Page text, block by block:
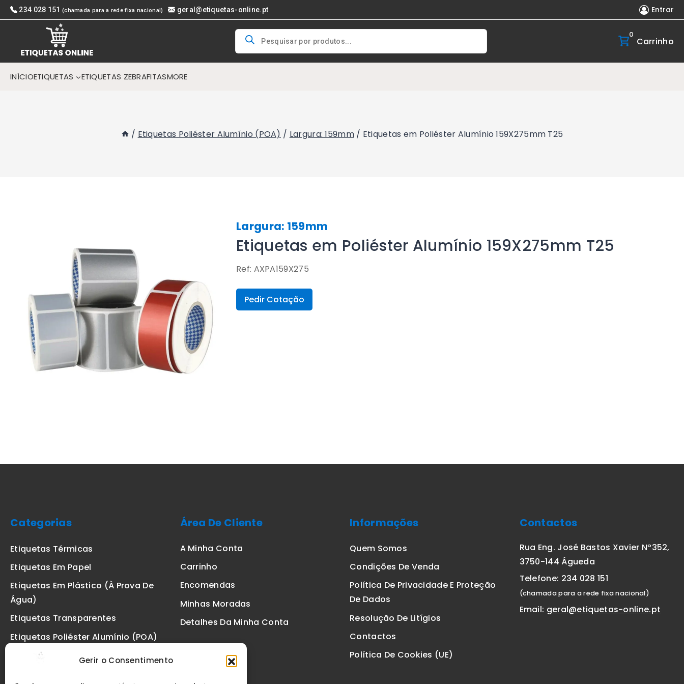
Gerir o Consentimento
Skip
to
234 028 151 (chamada para a rede fixa nacional) geral@etiquetas-online.pt Entrar
Products
search
0
Carrinho
INÍCIOETIQUETAS ETIQUETAS ZEBRAFITASMORE
/ Etiquetas Poliéster Alumínio (POA) / Largura: 159mm / Etiquetas em Poliéster Alumínio 159X275mm T25
Largura: 159mm
Etiquetas em Poliéster Alumínio 159X275mm T25
Ref: AXPA159X275
Pedir Cotação
Categorias
Etiquetas Térmicas
Etiquetas Em Papel
Etiquetas Em Plástico (à Prova De
Água)
Etiquetas Transparentes
Etiquetas Poliéster Alumínio (POA)
Etiquetas De Segurança VOID
Área De Cliente
A Minha Conta
Carrinho
Encomendas
Minhas Moradas
Detalhes Da Minha Conta
Informações
Quem Somos
Condições De Venda
Política De Privacidade E Proteção
De Dados
Resolução De Litígios
Contactos
Política De Cookies (UE)
Contactos
Rua Eng. José Bastos Xavier Nº352,
3750-144 Águeda
Telefone: 234 028 151
(chamada para a rede fixa nacional)
Email: geral@etiquetas-online.pt